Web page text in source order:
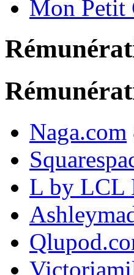
Mon Petit
Naga.com
L by LCL